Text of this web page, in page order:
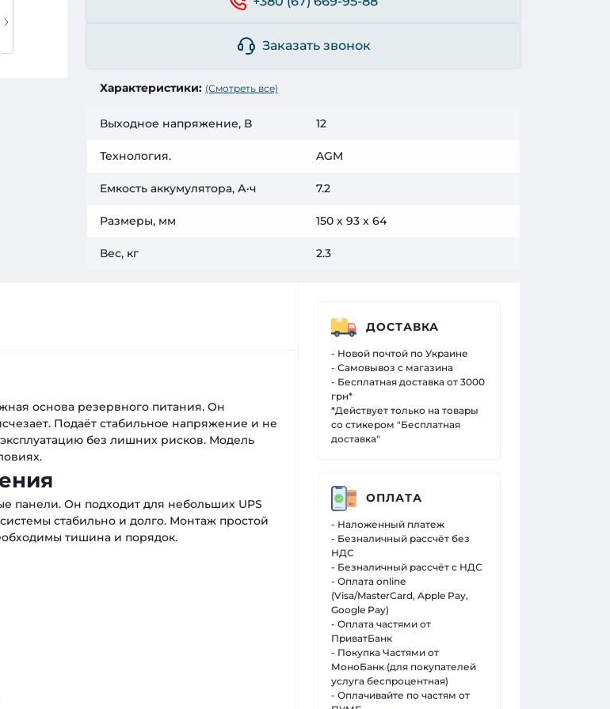
Заказать звонок
Характеристики: (Смотреть все)
Выходное напряжение, В 12
Технология. AGM
Емкость аккумулятора, А·ч 7.2
Размеры, мм 150 х 93 х 64
Вес, кг 2.3
основа резервного питания. Он
Подаёт стабильное напряжение и не
без лишних рисков. Модель
панели. Он подходит для небольших UPS
стабильно и долго. Монтаж простой
тишина и порядок.
ДОСТАВКА
- Новой почтой по Украине
- Самовывоз с магазина
- Бесплатная доставка от 3000
грн*
*Действует только на товары
со стикером "Бесплатная
доставка"
ОПЛАТА
- Наложенный платеж
- Безналичный рассчёт без
НДС
- Безналичный рассчёт с НДС
- Оплата online
(Visa/MasterCard, Apple Pay,
Google Pay)
- Оплата частями от
ПриватБанк
- Покупка Частями от
МоноБанк (для покупателей
услуга беспроцентная)
- Оплачивайте по частям от